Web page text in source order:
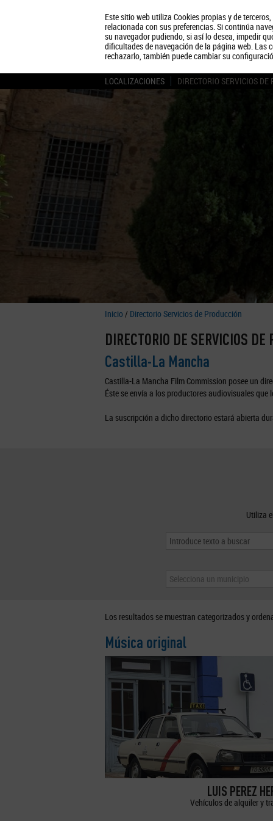
Este sitio web utiliza Cookies propias y de
relacionada con sus preferencias. Si continúa
su navegador pudiendo, si así lo desea, impedir
dificultades de navegación de la página web. Las
rechazarlo, también puede cambiar su
LOCALIZACIONES DIRECTORIO SERVICIOS DE
Inicio / Directorio Servicios de Producción
DIRECTORIO DE SERVICIOS DE
Castilla-La Mancha
Castilla-La Mancha Film Commission posee un
Éste se envía a los productores audiovisuales que
La suscripción a dicho directorio estará abierta
Utiliza
Selecciona un municipio
Los resultados se muestran categorizados y
Música original
LUIS PEREZ
Vehículos de alquiler y